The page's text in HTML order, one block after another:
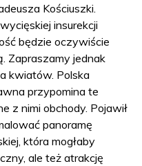
Kościuszki.
insurekcji
będzie oczywiście
Zapraszamy jednak
kwiatów. Polska
przypomina te
z nimi obchody. Pojawił
panoramę
która mogłaby
ale też atrakcję